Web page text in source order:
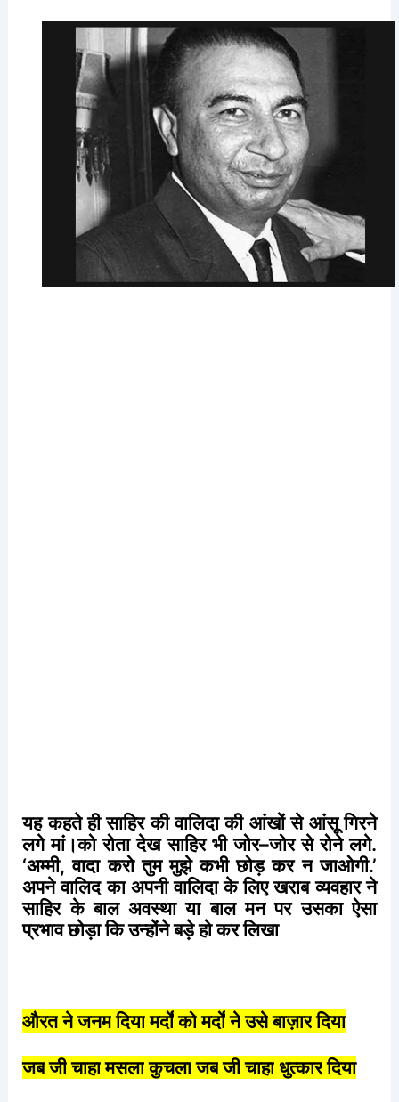
यह कहते ही साहिर की वालिदा की आंखों से आंसू गिरने
लगे मां।को रोता देख साहिर भी जोर–जोर से रोने लगे.
‘अम्मी,वादा करो तुम मुझे कभी छोड़ कर न जाओगी.’
अपने वालिद का अपनी वालिदा के लिए खराब व्यवहार ने
साहिर के बाल अवस्था या बाल मन पर उसका ऐसा
प्रभावछोड़ाकिउन्होंनेबड़ेहोकरलिखा
औरत ने जनम दिया मर्दों को मर्दों ने उसे बाज़ार दिया
जब जी चाहा मसला कुचला जब जी चाहा धुत्कार दिया